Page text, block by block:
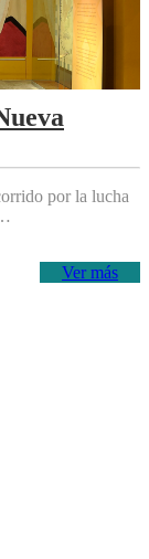
por la lucha
Ver más